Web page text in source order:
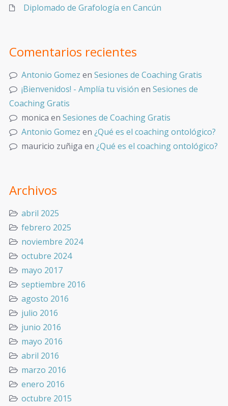
Diplomado de Grafología en Cancún
Comentarios recientes
Antonio Gomez en Sesiones de Coaching Gratis
¡Bienvenidos! - Amplía tu visión en Sesiones de
Coaching Gratis
monica en Sesiones de Coaching Gratis
Antonio Gomez en ¿Qué es el coaching ontológico?
mauricio zuñiga en ¿Qué es el coaching ontológico?
Archivos
abril 2025
febrero 2025
noviembre 2024
octubre 2024
mayo 2017
septiembre 2016
agosto 2016
julio 2016
junio 2016
mayo 2016
abril 2016
marzo 2016
enero 2016
octubre 2015